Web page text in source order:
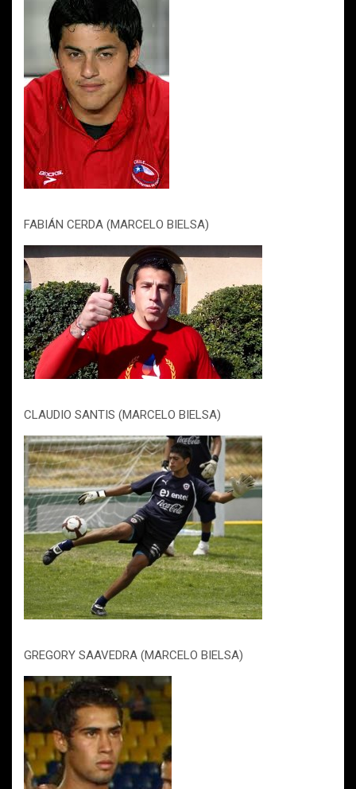
FABIÁN CERDA (MARCELO BIELSA)
CLAUDIO SANTIS (MARCELO BIELSA)
GREGORY SAAVEDRA (MARCELO BIELSA)